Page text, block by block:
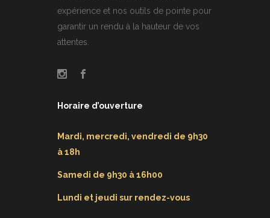
expérience et nos outils de pointe pour
garantir un rendu à la hauteur de vos
attentes.
Horaire d’ouverture
Mardi, mercredi, vendredi de 9h30
à 18h
Samedi de 9h30 à 16h00
Lundi et jeudi sur rendez-vous